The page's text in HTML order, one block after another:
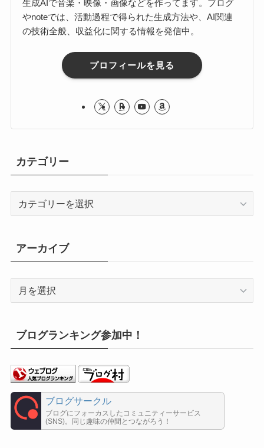
生成AIで音楽・映像・画像などを作ってます。ブログ
やnoteでは、活動過程で得られた生成方法や、AI関連
の技術全般、収益化に関する情報を発信中。
プロフィールを見る
カテゴリー
リ
ー
アーカイブ
ブ
ブログランキング参加中！
ブログサークル
ブログにフォーカスしたコミュニティーサービス
(SNS)。同じ趣味の仲間とつながろう！